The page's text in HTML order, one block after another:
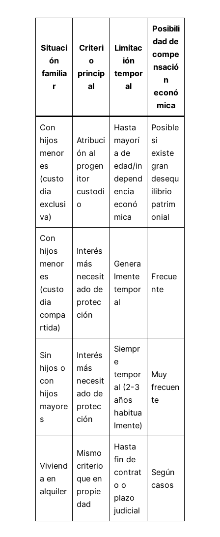
Situaci
ón
familia
r
Criteri
o
princip
al
Limitac
ión
tempor
al
Posibili
dad de
compe
nsació
n
econó
mica
Con
hijos
menor
es
(custo
dia
exclusi
va)
Atribuci
ón al
progen
itor
custodi
o
Hasta
mayorí
a de
edad/in
depend
encia
econó
mica
Posible
si
existe
gran
desequ
ilibrio
patrim
onial
Con
hijos
menor
es
(custo
dia
compa
rtida)
Interés
más
necesit
ado de
protec
ción
Genera
lmente
tempor
al
Frecue
nte
Sin
hijos o
con
hijos
mayore
s
Interés
más
necesit
ado de
protec
ción
Siempr
e
tempor
al (2-3
años
habitua
lmente)
Muy
frecuen
te
Viviend
a en
alquiler
Mismo
criterio
que en
propie
dad
Hasta
fin de
contrat
o o
plazo
judicial
Según
casos